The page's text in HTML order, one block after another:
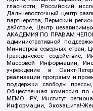
гласности, Российский
Дальневосточный центр
партнерства, Пермский
действие, Центр
АКАДЕМИЯ ПО ПРАВАМ
административной
Министров северных стран,
Гражданское содействие,
Массовой Информации,
учреждение в Санкт-
реализации программ и
поддержки свободы
Общественная комиссия по
МЕМО. РУ, Институт
Информации, Экозащита!-